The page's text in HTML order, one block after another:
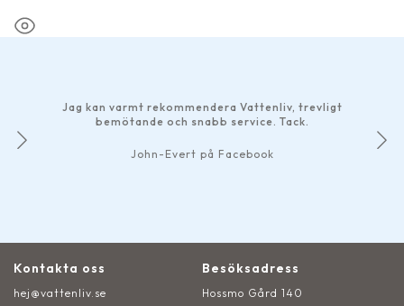
Jag kan varmt rekommendera Vattenliv, trevligt
bemötande och snabb service. Tack.
John-Evert på Facebook
Kontakta oss
hej@vattenliv.se
Besöksadress
Hossmo Gård 140